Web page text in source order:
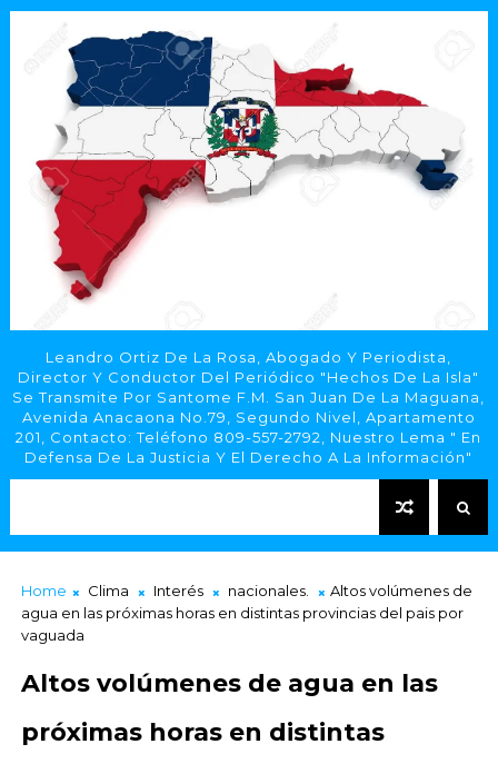
Leandro Ortiz De La Rosa, Abogado Y Periodista,
Director Y Conductor Del Periódico "Hechos De La Isla"
Se Transmite Por Santome F.M. San Juan De La Maguana,
Avenida Anacaona No.79, Segundo Nivel, Apartamento
201, Contacto: Teléfono 809-557-2792, Nuestro Lema " En
Defensa De La Justicia Y El Derecho A La Información"
Home Clima Interés nacionales.
Altos volúmenes de
agua en las próximas horas en distintas provincias del pais por
vaguada
Altos volúmenes de agua en las
próximas horas en distintas